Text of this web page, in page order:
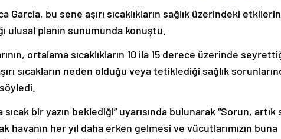
Garcia, bu sene aşırı sıcaklıkların sağlık üzerindeki
ulusal planın sunumunda konuştu.
ortalama sıcaklıkların 10 ila 15 derece üzerinde
sıcakların neden olduğu veya tetiklediği sağlık
sıcak bir yazın beklediği” uyarısında bulunarak “Sorun, artık
havanın her yıl daha erken gelmesi ve vücutlarımızın buna